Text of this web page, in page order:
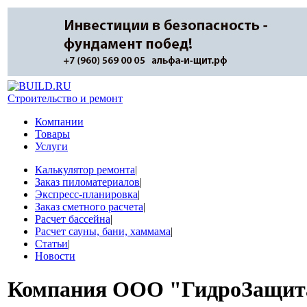
Строительство и ремонт
Компании
Товары
Услуги
Калькулятор ремонта|
Заказ пиломатериалов|
Экспресс-планировка|
Заказ сметного расчета|
Расчет бассейна|
Расчет сауны, бани, хаммама|
Статьи|
Новости
Компания ООО